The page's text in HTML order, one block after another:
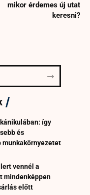
mikor érdemes új utat
keresni?
így
és
munkakörnyezetet
vennél a
mindenképpen
előtt